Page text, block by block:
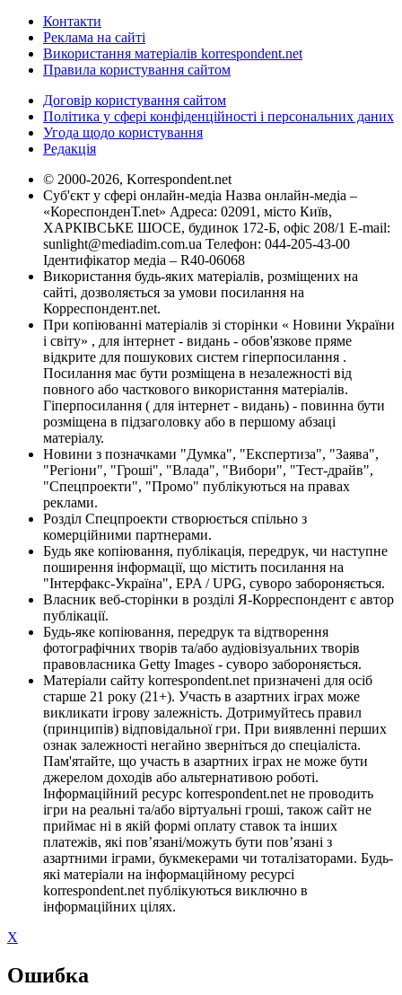
Контакти
Реклама на сайті
Використання матеріалів korrespondent.net
Правила користування сайтом
Договір користування сайтом
Політика у сфері конфіденційності і персональних даних
Угода щодо користування
Редакція
© 2000-2026, Korrespondent.net
Суб'єкт у сфері онлайн-медіа Назва онлайн-медіа –
«КореспонденТ.net» Адреса: 02091, місто Київ,
ХАРКІВСЬКЕ ШОСЕ, будинок 172-Б, офіс 208/1 E-mail:
sunlight@mediadim.com.ua Телефон: 044-205-43-00
Ідентифікатор медіа – R40-06068
Використання будь-яких матеріалів, розміщених на
сайті, дозволяється за умови посилання на
Корреспондент.net.
При копіюванні матеріалів зі сторінки « Новини України
і світу» , для інтернет - видань - обов'язкове пряме
відкрите для пошукових систем гіперпосилання .
Посилання має бути розміщена в незалежності від
повного або часткового використання матеріалів.
Гіперпосилання ( для інтернет - видань) - повинна бути
розміщена в підзаголовку або в першому абзаці
матеріалу.
Новини з позначками "Думка", "Експертиза", "Заява",
"Регіони", "Гроші", "Влада", "Вибори", "Тест-драйв",
"Спецпроекти", "Промо" публікуються на правах
реклами.
Розділ Спецпроекти створюється спільно з
комерційними партнерами.
Будь яке копіювання, публікація, передрук, чи наступне
поширення інформації, що містить посилання на
"Інтерфакс-Україна", EPA / UPG, суворо забороняється.
Власник веб-сторінки в розділі Я-Корреспондент є автор
публікації.
Будь-яке копіювання, передрук та відтворення
фотографічних творів та/або аудіовізуальних творів
правовласника Getty Images - суворо забороняється.
Матеріали сайту korrespondent.net призначені для осіб
старше 21 року (21+). Участь в азартних іграх може
викликати ігрову залежність. Дотримуйтесь правил
(принципів) відповідальної гри. При виявленні перших
ознак залежності негайно зверніться до спеціаліста.
Пам'ятайте, що участь в азартних іграх не може бути
джерелом доходів або альтернативою роботі.
Інформаційний ресурс korrespondent.net не проводить
ігри на реальні та/або віртуальні гроші, також сайт не
приймає ні в якій формі оплату ставок та інших
платежів, які пов’язані/можуть бути пов’язані з
азартними іграми, букмекерами чи тоталізаторами. Будь-
які матеріали на інформаційному ресурсі
korrespondent.net публікуються виключно в
інформаційних цілях.
X
Ошибка